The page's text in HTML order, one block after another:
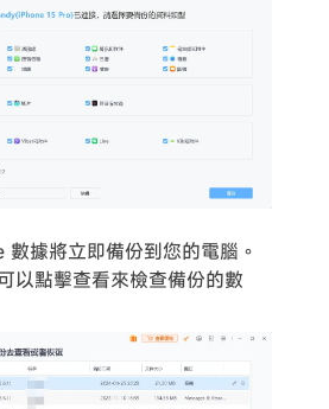
數據將立即備份到您的電腦。
以點擊查看來檢查備份的數